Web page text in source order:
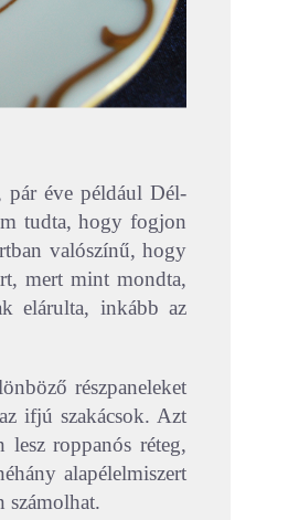
pár éve például Dél-
tudta, hogy fogjon
valószínű, hogy
mert mint mondta,
elárulta, inkább az
részpaneleket
ifjú szakácsok. Azt
lesz roppanós réteg,
alapélelmiszert
számolhat.